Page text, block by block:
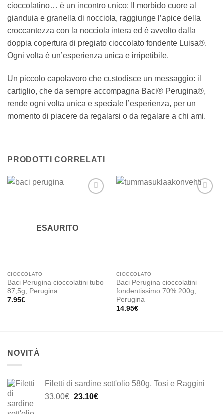
cioccolatino… è un incontro unico: Il morbido cuore al
gianduia e granella di nocciola, raggiunge l’apice della
croccantezza con la nocciola intera ed è avvolto dalla
doppia copertura di pregiato cioccolato fondente Luisa®.
Ogni volta è un’esperienza unica e irripetibile.
Un piccolo capolavoro che custodisce un messaggio: il
cartiglio, che da sempre accompagna Baci® Perugina®,
rende ogni volta unica e speciale l’esperienza, per un
momento di piacere da regalarsi o da regalare a chi ami.
PRODOTTI CORRELATI
ESAURITO
CIOCCOLATO
Baci Perugina cioccolatini tubo
87,5g, Perugina
7.95€
CIOCCOLATO
Baci Perugina cioccolatini
fondentissimo 70% 200g,
Perugina
14.95€
NOVITÀ
Filetti di sardine sott'olio 580g, Tosi e Raggini
33.00€ Il
23.10€Il